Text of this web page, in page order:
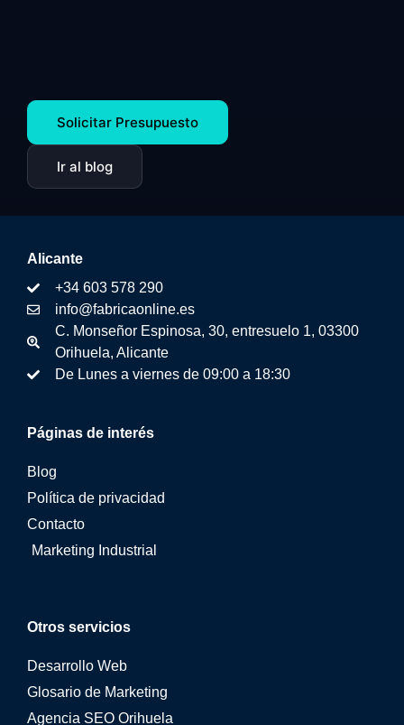
Solicitar Presupuesto
Ir al blog
Otros servicios
Desarrollo Web
Glosario de Marketing
Agencia SEO Orihuela
Páginas de interés
Blog
Política de privacidad
Contacto
Marketing Industrial
Alicante
+34 603 578 290
info@fabricaonline.es
C. Monseñor Espinosa, 30, entresuelo 1, 03300
Orihuela, Alicante
De Lunes a viernes de 09:00 a 18:30